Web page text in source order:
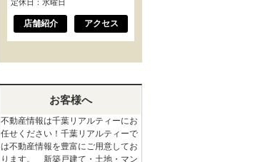
定休日：水曜日
店舗紹介 アクセス
お客様へ
不動産情報は千葉リアルティーにお
任せください！千葉リアルティーで
は不動産情報を豊富にご用意してお
ります。 新築戸建て・土地・マン